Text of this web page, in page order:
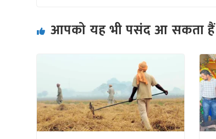
आपको यह भी पसंद आ सकता हैं